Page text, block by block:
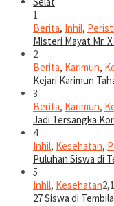
1
Berita, Inhil,
Misteri Mayat Mr.
2
Berita, Karimun,
Kejari Karimun
3
Berita, Karimun,
Jadi Tersangka
4
Inhil, Kesehatan,
Puluhan Siswa di
5
Inhil, Kesehatan
27 Siswa di